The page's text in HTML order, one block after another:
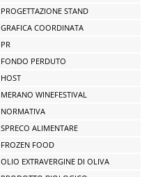
PROGETTAZIONE STAND
GRAFICA COORDINATA
PR
FONDO PERDUTO
HOST
MERANO WINEFESTIVAL
NORMATIVA
SPRECO ALIMENTARE
FROZEN FOOD
OLIO EXTRAVERGINE DI OLIVA